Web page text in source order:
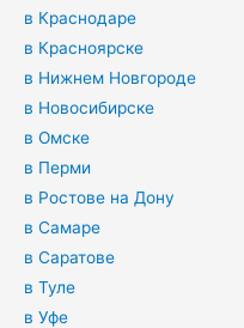
в Краснодаре
в Красноярске
в Нижнем Новгороде
в Новосибирске
в Омске
в Перми
в Ростове на Дону
в Самаре
в Саратове
в Туле
в Уфе